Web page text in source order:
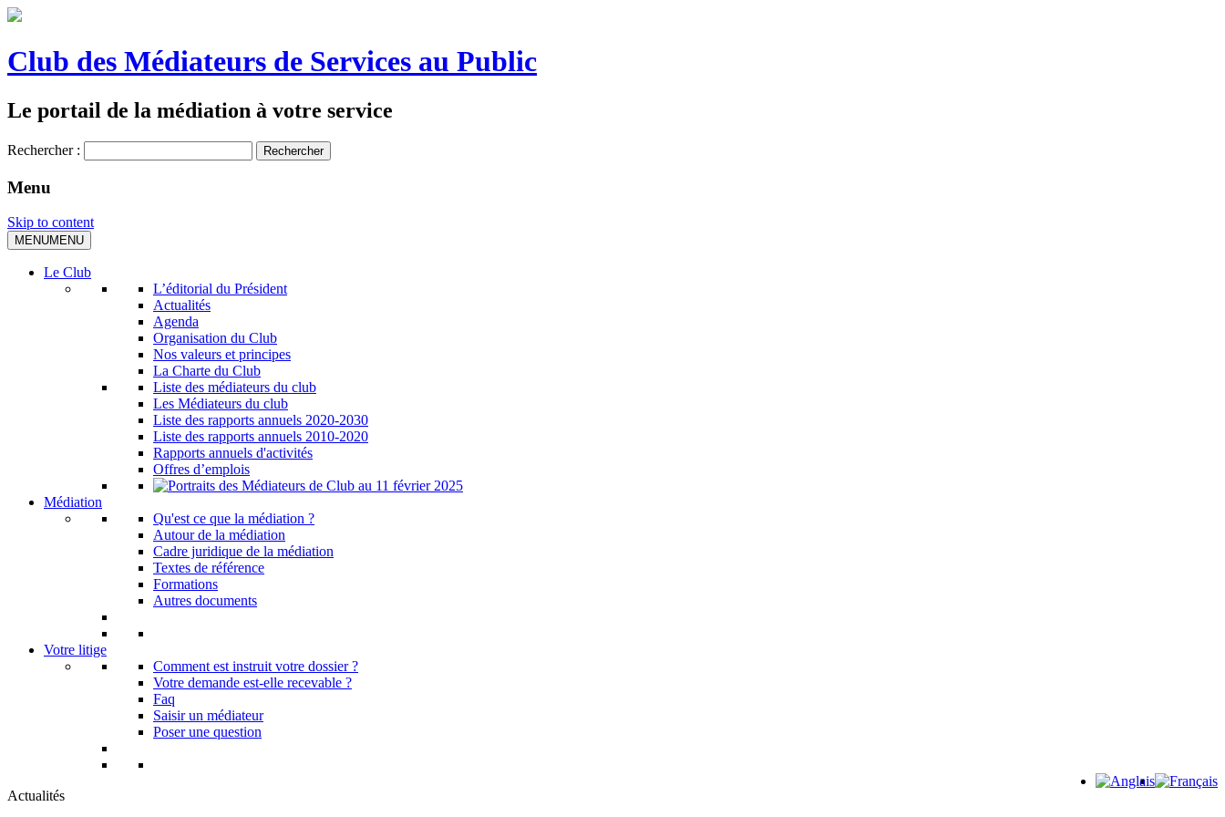
Club des Médiateurs de Services au Public
Le portail de la médiation à votre service
Rechercher :
Menu
Skip to content
MENUMENU
Le Club
L’éditorial du Président
Actualités
Agenda
Organisation du Club
Nos valeurs et principes
La Charte du Club
Liste des médiateurs du club
Les Médiateurs du club
Liste des rapports annuels 2020-2030
Liste des rapports annuels 2010-2020
Rapports annuels d'activités
Offres d’emplois
Médiation
Qu'est ce que la médiation ?
Autour de la médiation
Cadre juridique de la médiation
Textes de référence
Formations
Autres documents
Votre litige
Comment est instruit votre dossier ?
Votre demande est-elle recevable ?
Faq
Saisir un médiateur
Poser une question
Actualités